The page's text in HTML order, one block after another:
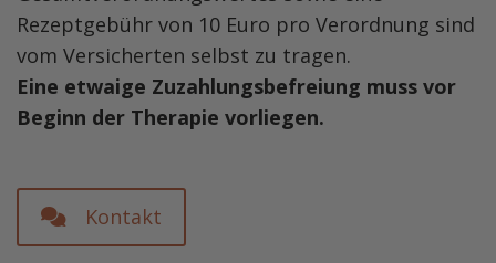
Rezeptgebühr von 10 Euro pro Verordnung sind
vom Versicherten selbst zu tragen.
Eine etwaige Zuzahlungsbefreiung muss vor
Beginn der Therapie vorliegen.
Kontakt